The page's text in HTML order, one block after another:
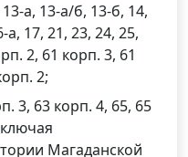
а, 13-а/б, 13-б, 14,
а, 17, 21, 23, 24, 25,
2, 61 корп. 3, 61
2;
3, 63 корп. 4, 65, 65
Магаданской